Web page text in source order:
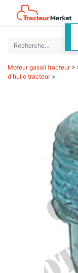
Moteur gasoil tracteur>
d'huile tracteur>